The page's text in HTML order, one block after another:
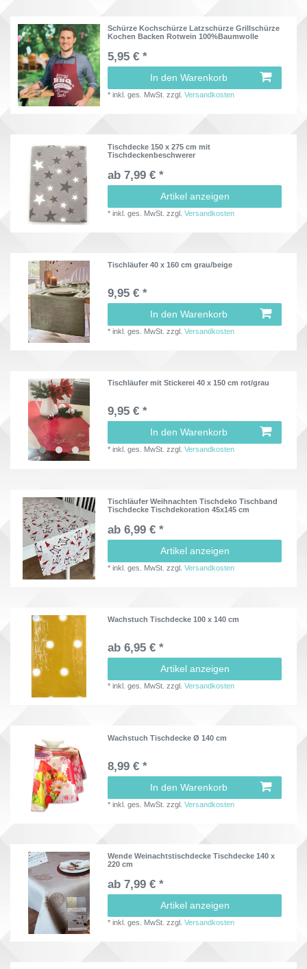
Schürze Kochschürze Latzschürze Grillschürze
Kochen Backen Rotwein 100%Baumwolle
5,95 € *
In den Warenkorb
*inkl. ges. MwSt. zzgl.Versandkosten
Tischdecke 150 x 275 cm mit
Tischdeckenbeschwerer
ab 7,99 € *
Artikel anzeigen
*inkl. ges. MwSt. zzgl.Versandkosten
Tischläufer 40 x 160 cm grau/beige
9,95 € *
In den Warenkorb
*inkl. ges. MwSt. zzgl.Versandkosten
Tischläufer mit Stickerei 40 x 150 cm rot/grau
9,95 € *
In den Warenkorb
*inkl. ges. MwSt. zzgl.Versandkosten
Tischläufer Weihnachten Tischdeko Tischband
Tischdecke Tischdekoration 45x145 cm
ab 6,99 € *
Artikel anzeigen
*inkl. ges. MwSt. zzgl.Versandkosten
Wachstuch Tischdecke 100 x 140 cm
ab 6,95 € *
Artikel anzeigen
*inkl. ges. MwSt. zzgl.Versandkosten
Wachstuch Tischdecke Ø 140 cm
8,99 € *
In den Warenkorb
*inkl. ges. MwSt. zzgl.Versandkosten
Wende Weinachtstischdecke Tischdecke 140 x
220 cm
ab 7,99 € *
Artikel anzeigen
*inkl. ges. MwSt. zzgl.Versandkosten